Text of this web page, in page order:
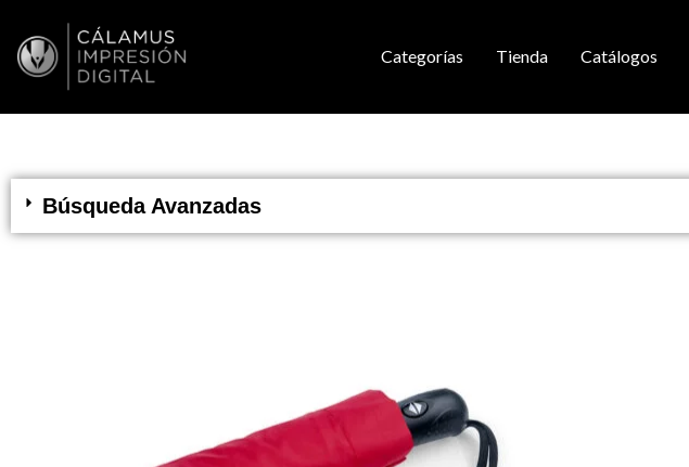
Categorías Tienda Catálogos
Búsqueda Avanzadas